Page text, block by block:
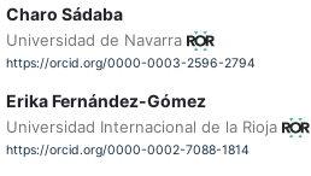
Charo Sádaba
Universidad de Navarra
https://orcid.org/0000-0003-2596-2794
Erika Fernández-Gómez
Universidad Internacional de la Rioja
https://orcid.org/0000-0002-7088-1814